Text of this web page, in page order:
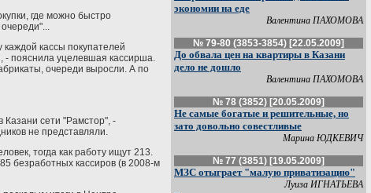
где можно быстро
кассы покупателей
- пояснила уцелевшая кассирша.
очереди выросли. А по
Казани сети "Рамстор", -
не представляли.
тогда как работу ищут 213.
безработных кассиров (в 2008-м
экономии на еде
Валентина ПАХОМОВА
№ 79-80 (3853-3854) [22.05.2009]
До обвала цен на квартиры в Казани
дело не дошло
Валентина ПАХОМОВА
№ 78 (3852) [20.05.2009]
Не самые богатые и решительные, но
зато довольно совестливые
Марина ЮДКЕВИЧ
№ 77 (3851) [19.05.2009]
МЗС отыграет "малую приватизацию"
Луиза ИГНАТЬЕВА